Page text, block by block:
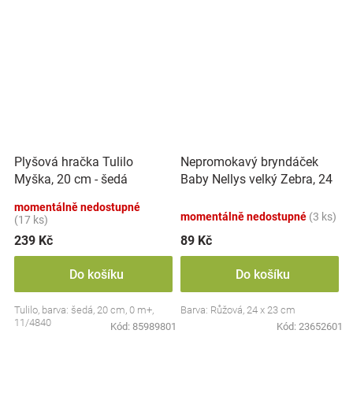
Plyšová hračka Tulilo
Myška, 20 cm - šedá
momentálně nedostupné
(17 ks)
239 Kč
Do košíku
Tulilo, barva: šedá, 20 cm, 0 m+,
11/4840
Kód: 85989801
Nepromokavý bryndáček
Baby Nellys velký Zebra, 24
momentálně nedostupné (3 ks)
89 Kč
Do košíku
Barva: Růžová, 24 x 23 cm
Kód: 23652601